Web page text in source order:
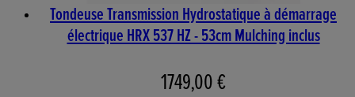
Tondeuse Transmission Hydrostatique à démarrage
électrique HRX 537 HZ - 53cm Mulching inclus
1749,00 €